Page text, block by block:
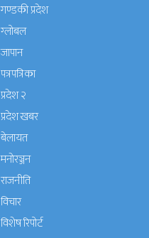
गण्डकी प्रदेश
ग्लोबल
जापान
पत्रपत्रिका
प्रदेश २
प्रदेश खबर
बेलायत
मनाेरञ्जन
राजनीति
विचार
विशेष रिपोर्ट